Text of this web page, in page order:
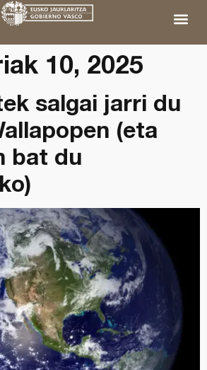
10, 2025
salgai jarri du
(eta
bat du